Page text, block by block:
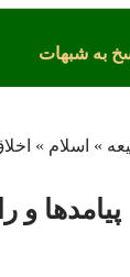
به شبهات
» اسلام »
و